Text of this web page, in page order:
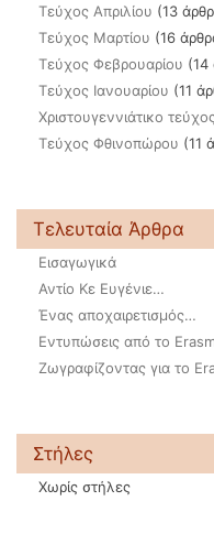
Τεύχος Απριλίου (13
Τεύχος Μαρτίου (16
Τεύχος Φεβρουαρίου (14
Τεύχος Ιανουαρίου (11
Χριστουγεννιάτικο τεύχος
Τεύχος Φθινοπώρου (11
Τελευταία Άρθρα
Εισαγωγικά
Αντίο Κε Ευγένιε…
Ένας αποχαιρετισμός…
Εντυπώσεις από το
Ζωγραφίζοντας για το
Στήλες
Χωρίς στήλες